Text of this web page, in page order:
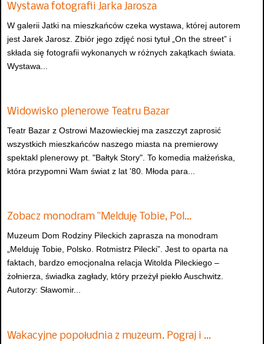
Wystawa fotografii Jarka Jarosza
W galerii Jatki na mieszkańców czeka wystawa, której autorem
jest Jarek Jarosz. Zbiór jego zdjęć nosi tytuł „On the street” i
składa się fotografii wykonanych w różnych zakątkach świata.
Wystawa...
Widowisko plenerowe Teatru Bazar
Teatr Bazar z Ostrowi Mazowieckiej ma zaszczyt zaprosić
wszystkich mieszkańców naszego miasta na premierowy
spektakl plenerowy pt. "Bałtyk Story". To komedia małżeńska,
która przypomni Wam świat z lat '80. Młoda para...
Zobacz monodram "Melduję Tobie, Pol…
Muzeum Dom Rodziny Pileckich zaprasza na monodram
„Melduję Tobie, Polsko. Rotmistrz Pilecki”. Jest to oparta na
faktach, bardzo emocjonalna relacja Witolda Pileckiego –
żołnierza, świadka zagłady, który przeżył piekło Auschwitz.
Autorzy: Sławomir...
Wakacyjne popołudnia z muzeum. Pograj i …